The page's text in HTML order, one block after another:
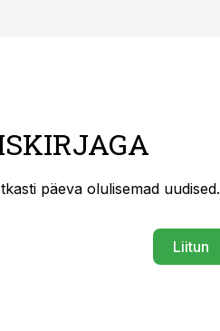
päeva olulisemad uudised.
Liitun